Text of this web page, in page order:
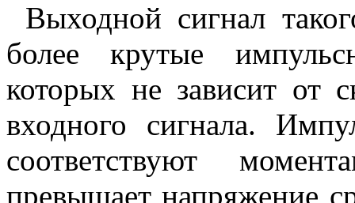
Выходной сигнал
более крутые
которых не зависит от
входного сигнала.
соответствуют
превышает напряжение